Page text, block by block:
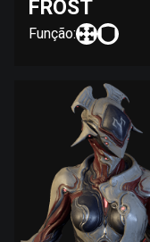
FROST
Função: